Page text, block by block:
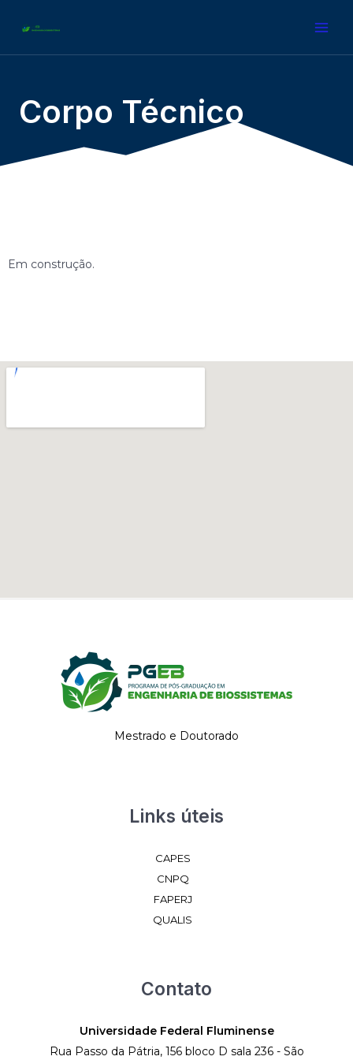
Corpo Técnico
Em construção.
Mestrado e Doutorado
Links úteis
CAPES
CNPQ
FAPERJ
QUALIS
Contato
Universidade Federal Fluminense
Rua Passo da Pátria, 156 bloco D sala 236 - São